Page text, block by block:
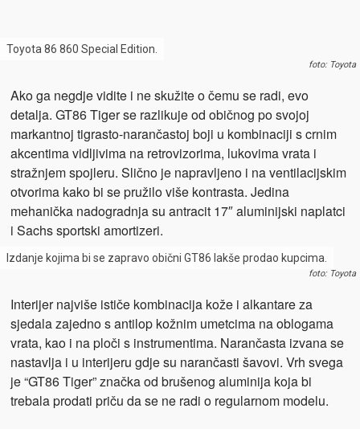
Toyota 86 860 Special Edition.
foto: Toyota
Ako ga negdje vidite i ne skužite o čemu se radi, evo
detalja. GT86 Tiger se razlikuje od običnog po svojoj
markantnoj tigrasto-narančastoj boji u kombinaciji s crnim
akcentima vidljivima na retrovizorima, lukovima vrata i
stražnjem spojleru. Slično je napravljeno i na ventilacijskim
otvorima kako bi se pružilo više kontrasta. Jedina
mehanička nadogradnja su antracit 17″ aluminijski naplatci
i Sachs sportski amortizeri.
Izdanje kojima bi se zapravo obični GT86 lakše prodao kupcima.
foto: Toyota
Interijer najviše ističe kombinacija kože i alkantare za
sjedala zajedno s antilop kožnim umetcima na oblogama
vrata, kao i na ploči s instrumentima. Narančasta izvana se
nastavlja i u interijeru gdje su narančasti šavovi. Vrh svega
je “GT86 Tiger” značka od brušenog aluminija koja bi
trebala prodati priču da se ne radi o regularnom modelu.